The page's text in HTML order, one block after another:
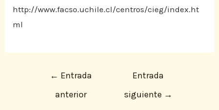
http://www.facso.uchile.cl/centros/cieg/index.ht
ml
← Entrada
anterior
Entrada
siguiente →